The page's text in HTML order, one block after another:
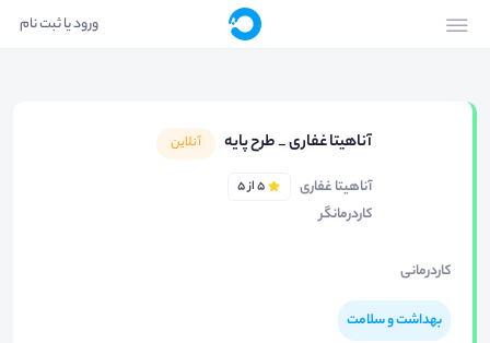
ورود یا ثبت نام
آناهیتا غفاری _ طرح پایه آنلاین
آناهیتا غفاری
کاردرمانگر
5 از 5
کاردرمانی
بهداشت و سلامت